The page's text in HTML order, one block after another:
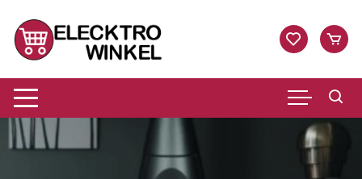
naar
inhoud